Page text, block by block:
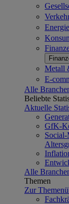
Metall
E-
Alle
Beliebte
Aktuelle
GfK-
Alle
Themen
Zur